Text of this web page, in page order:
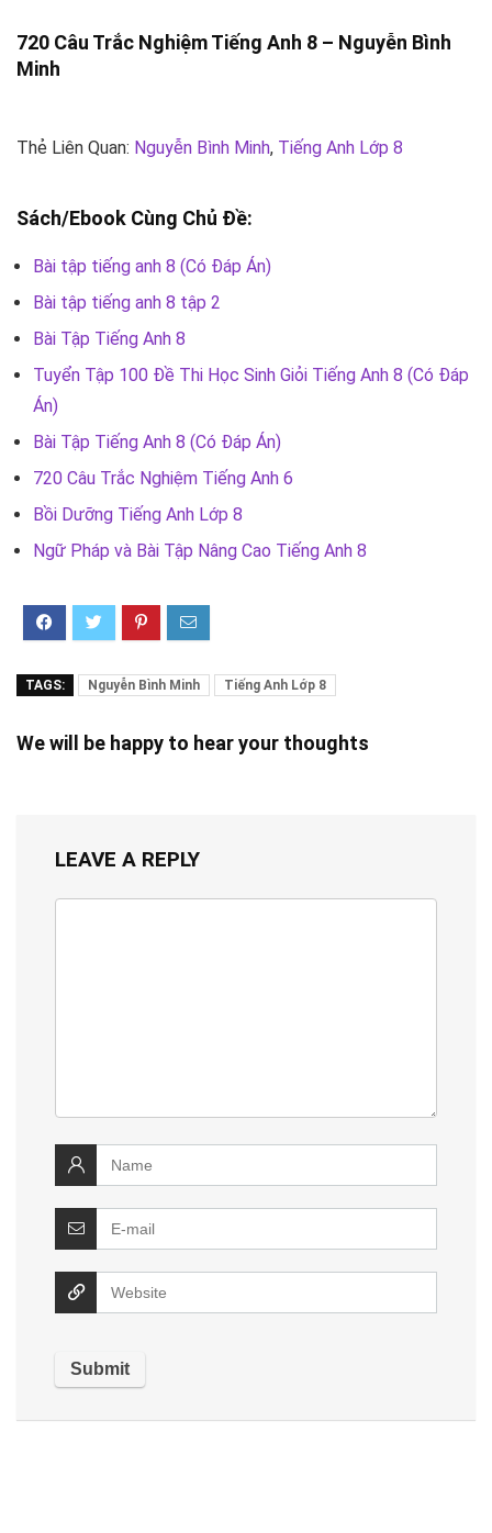
720 Câu Trắc Nghiệm Tiếng Anh 8 – Nguyễn Bình
Minh
Thẻ Liên Quan: Nguyễn Bình Minh, Tiếng Anh Lớp 8
Sách/Ebook Cùng Chủ Đề:
Bài tập tiếng anh 8 (Có Đáp Án)
Bài tập tiếng anh 8 tập 2
Bài Tập Tiếng Anh 8
Tuyển Tập 100 Đề Thi Học Sinh Giỏi Tiếng Anh 8 (Có Đáp
Án)
Bài Tập Tiếng Anh 8 (Có Đáp Án)
720 Câu Trắc Nghiệm Tiếng Anh 6
Bồi Dưỡng Tiếng Anh Lớp 8
Ngữ Pháp và Bài Tập Nâng Cao Tiếng Anh 8
TAGS: Nguyễn Bình Minh Tiếng Anh Lớp 8
We will be happy to hear your thoughts
LEAVE A REPLY